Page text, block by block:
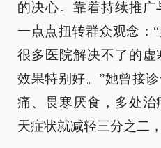
的决心。靠着持续推
一点点扭转群众观念：
很多医院解决不了的
效果特别好。”她曾接
痛、畏寒厌食，多处
天症状就减轻三分之二